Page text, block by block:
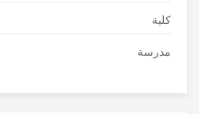
كلية
مدرسة